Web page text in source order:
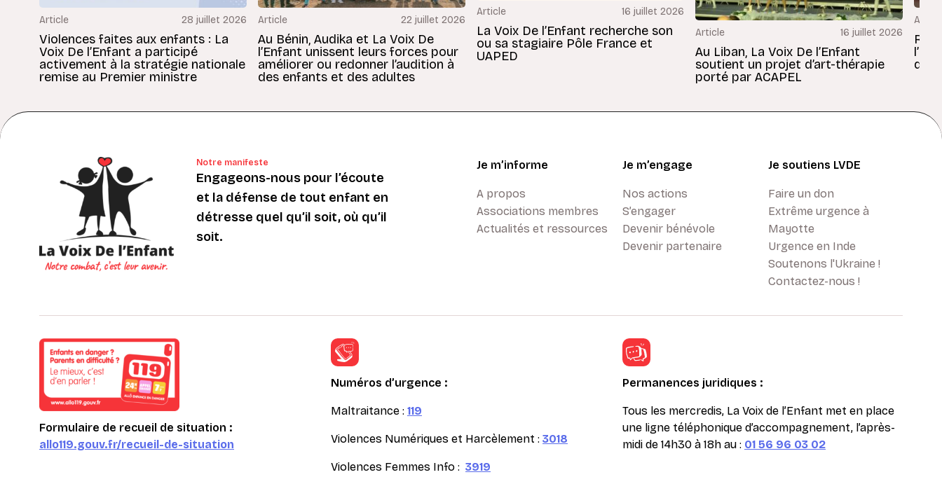
Article 28 juillet 2026
Violences faites aux enfants : La
Voix De l’Enfant a participé
activement à la stratégie nationale
remise au Premier ministre
Article 22 juillet 2026
Au Bénin, Audika et La Voix De
l’Enfant unissent leurs forces pour
améliorer ou redonner l’audition à
des enfants et des adultes
Article 16 juillet 2026
La Voix De l’Enfant recherche son
ou sa stagiaire Pôle France et
UAPED
Article 16 juillet 2026
Au Liban, La Voix De l’Enfant
soutient un projet d’art-thérapie
porté par ACAPEL
Notre manifeste
Engageons-nous pour l’écoute
et la défense de tout enfant en
détresse quel qu’il soit, où qu’il
soit.
Je m’informe
A propos
Associations membres
Actualités et ressources
Je m’engage
Nos actions
S’engager
Devenir bénévole
Devenir partenaire
Je soutiens LVDE
Faire un don
Extrême urgence à
Mayotte
Urgence en Inde
Soutenons l'Ukraine !
Contactez-nous !
Formulaire de recueil de situation :
allo119.gouv.fr/recueil-de-situation
Numéros d’urgence :
Maltraitance : 119
Violences Numériques et Harcèlement : 3018
Violences Femmes Info : 3919
Permanences juridiques :
Tous les mercredis, La Voix de l’Enfant met en place
une ligne téléphonique d’accompagnement, l’après-
midi de 14h30 à 18h au : 01 56 96 03 02